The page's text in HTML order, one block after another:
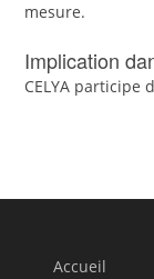
mesure.
Implication
CELYA participe
Accueil